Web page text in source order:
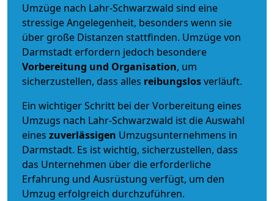
Umzüge nach Lahr-Schwarzwald sind eine
stressige Angelegenheit, besonders wenn sie
über große Distanzen stattfinden. Umzüge von
Darmstadt erfordern jedoch besondere
Vorbereitung und Organisation, um
sicherzustellen, dass alles reibungslosverläuft.
Ein wichtiger Schritt bei der Vorbereitung eines
Umzugs nach Lahr-Schwarzwald ist die Auswahl
eines zuverlässigen Umzugsunternehmens in
Darmstadt. Es ist wichtig, sicherzustellen, dass
das Unternehmen über die erforderliche
Erfahrung und Ausrüstung verfügt, um den
Umzug erfolgreich durchzuführen.